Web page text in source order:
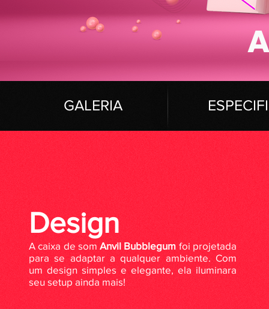
GALERIA
Design
A caixa de somAnvil Bubblegum foi projetada
para se adaptar a qualquer ambiente. Com
um design simples e elegante, ela iluminara
seu setup ainda mais!